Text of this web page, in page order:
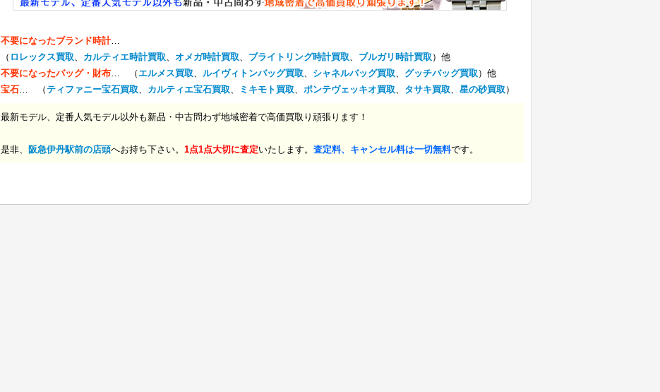
不要になったブランド時計…
（ ロレックス買取、 カルティエ時計買取、 オメガ時計買取、 ブライトリング時計買取、 ブルガリ時計買取 ）他
不要になったバッグ・財布… （ エルメス買取、 ルイヴィトンバッグ買取、 シャネルバッグ買取、 グッチバッグ買取 ）他
宝石… （ティファニー宝石買取、 カルティエ宝石買取、 ミキモト買取、 ポンテヴェッキオ買取、 タサキ買取、 星の砂買取 ）
最新モデル、定番人気モデル以外も新品・中古問わず地域密着で高価買取り頑張ります！
是非、 阪急伊丹駅前の店頭へお持ち下さい。 1点1点大切に査定いたします。 査定料、キャンセル料は一切無料です。